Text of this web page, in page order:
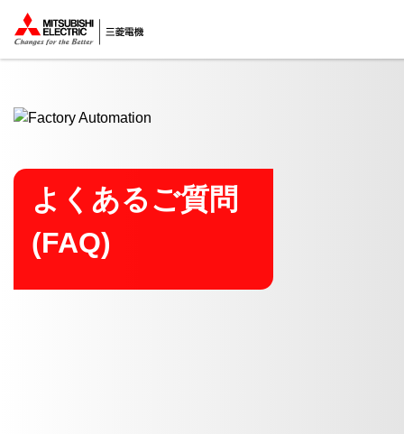
ここから本文
よくあるご質問
(FAQ)